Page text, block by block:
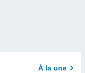
À la une